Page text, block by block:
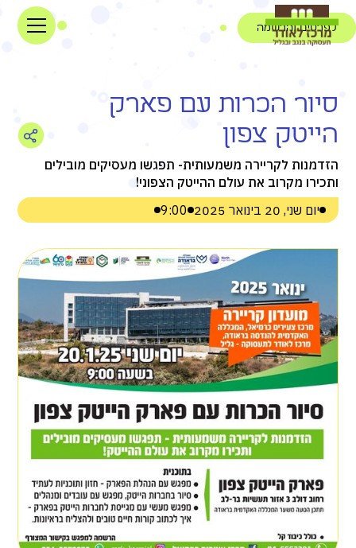
לפרטים והרשמה
סיור הכרות עם פארק
הייטק צפון
הזדמנות לקריירה משמעותית- תפגשו מעסיקים מובילים
ותכירו מקרוב את עולם ההייטק הצפוני!
יום שני, 20 בינואר 2025
9:00